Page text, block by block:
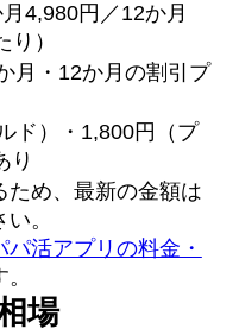
4,980円／12か月
）
月・12か月の割引プ
ド）・1,800円（プ
り
ため、最新の金額は
。
パ活アプリの料金・
場